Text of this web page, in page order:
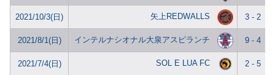
2021/10/3(日) 矢上REDWALLS 3 - 2
2021/8/1(日) インテルナシオナル大泉アスピランチ 9 - 4
2021/7/4(日) SOL E LUA FC 2 - 5